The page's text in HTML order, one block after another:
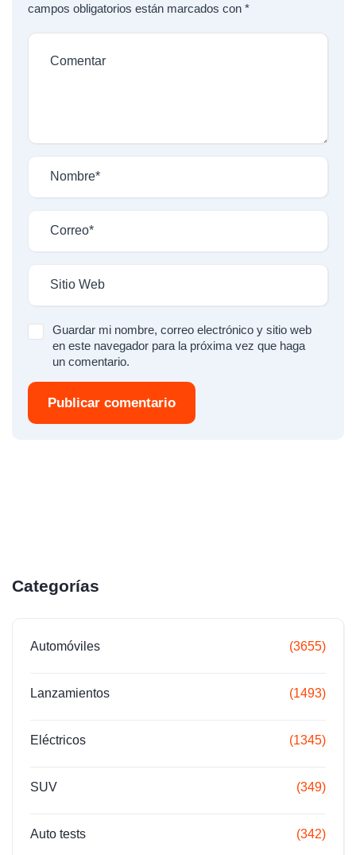
campos obligatorios están marcados con *
Guardar mi nombre, correo electrónico y sitio web
en este navegador para la próxima vez que haga
un comentario.
Publicar comentario
Categorías
Automóviles (3655)
Lanzamientos (1493)
Eléctricos (1345)
SUV (349)
Auto tests (342)